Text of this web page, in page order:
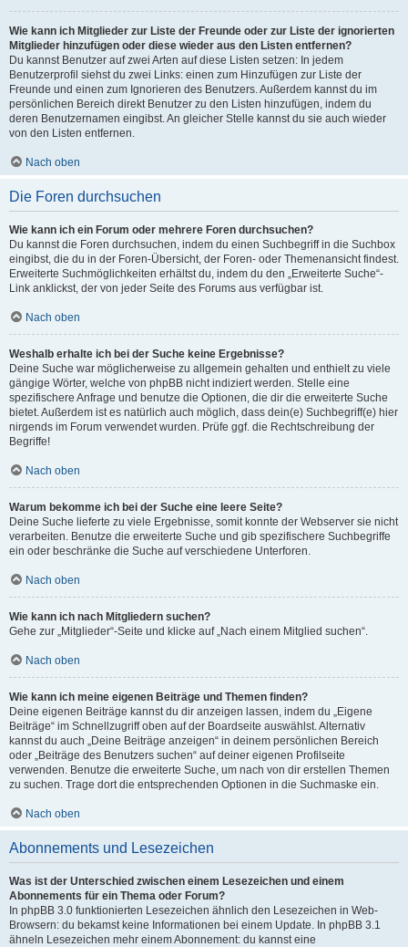
Wie kann ich Mitglieder zur Liste der Freunde oder zur Liste der ignorierten
Mitglieder hinzufügen oder diese wieder aus den Listen entfernen?
Du kannst Benutzer auf zwei Arten auf diese Listen setzen: In jedem
Benutzerprofil siehst du zwei Links: einen zum Hinzufügen zur Liste der
Freunde und einen zum Ignorieren des Benutzers. Außerdem kannst du im
persönlichen Bereich direkt Benutzer zu den Listen hinzufügen, indem du
deren Benutzernamen eingibst. An gleicher Stelle kannst du sie auch wieder
von den Listen entfernen.
Nach oben
Die Foren durchsuchen
Wie kann ich ein Forum oder mehrere Foren durchsuchen?
Du kannst die Foren durchsuchen, indem du einen Suchbegriff in die Suchbox
eingibst, die du in der Foren-Übersicht, der Foren- oder Themenansicht findest.
Erweiterte Suchmöglichkeiten erhältst du, indem du den „Erweiterte Suche“-
Link anklickst, der von jeder Seite des Forums aus verfügbar ist.
Nach oben
Weshalb erhalte ich bei der Suche keine Ergebnisse?
Deine Suche war möglicherweise zu allgemein gehalten und enthielt zu viele
gängige Wörter, welche von phpBB nicht indiziert werden. Stelle eine
spezifischere Anfrage und benutze die Optionen, die dir die erweiterte Suche
bietet. Außerdem ist es natürlich auch möglich, dass dein(e) Suchbegriff(e) hier
nirgends im Forum verwendet wurden. Prüfe ggf. die Rechtschreibung der
Begriffe!
Nach oben
Warum bekomme ich bei der Suche eine leere Seite?
Deine Suche lieferte zu viele Ergebnisse, somit konnte der Webserver sie nicht
verarbeiten. Benutze die erweiterte Suche und gib spezifischere Suchbegriffe
ein oder beschränke die Suche auf verschiedene Unterforen.
Nach oben
Wie kann ich nach Mitgliedern suchen?
Gehe zur „Mitglieder“-Seite und klicke auf „Nach einem Mitglied suchen“.
Nach oben
Wie kann ich meine eigenen Beiträge und Themen finden?
Deine eigenen Beiträge kannst du dir anzeigen lassen, indem du „Eigene
Beiträge“ im Schnellzugriff oben auf der Boardseite auswählst. Alternativ
kannst du auch „Deine Beiträge anzeigen“ in deinem persönlichen Bereich
oder „Beiträge des Benutzers suchen“ auf deiner eigenen Profilseite
verwenden. Benutze die erweiterte Suche, um nach von dir erstellen Themen
zu suchen. Trage dort die entsprechenden Optionen in die Suchmaske ein.
Nach oben
Abonnements und Lesezeichen
Was ist der Unterschied zwischen einem Lesezeichen und einem
Abonnements für ein Thema oder Forum?
In phpBB 3.0 funktionierten Lesezeichen ähnlich den Lesezeichen in Web-
Browsern: du bekamst keine Informationen bei einem Update. In phpBB 3.1
ähneln Lesezeichen mehr einem Abonnement: du kannst eine